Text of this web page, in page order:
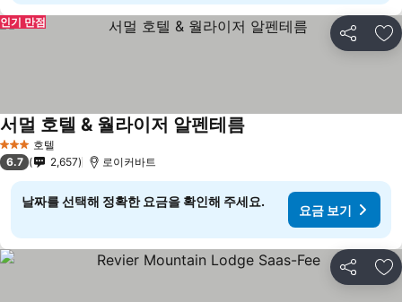
공유 즐
인기 만점
3 성급 호텔
서멀 호텔 & 월라이저 알펜테름
6.7 2,657 로이커바트
날짜를 선택해 정확한 요금을 확인해 주세요.
요금 보기
공유 즐